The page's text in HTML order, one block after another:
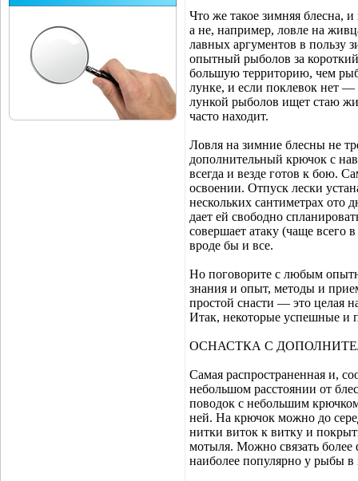
Что же такое зимняя блесна,
а не, например, ловле на
лавных аргументов в пользу
опытный рыболов за
большую территорию, чем
лунке, и если поклевок нет
лункой рыболов ищет стаю
часто находит.
Ловля на зимние блесны не
дополнительный крючок с
всегда и везде готов к бою.
освоении. Отпуск лески
нескольких сантиметрах ото
дает ей свободно
совершает атаку (чаще всего
вроде бы и все.
Но поговорите с любым
знания и опыт, методы и
простой снасти — это целая
Итак, некоторые успешные и
ОСНАСТКА С
Самая распространенная и,
небольшом расстоянии от
поводок с небольшим
ней. На крючок можно до
нитки виток к витку и
мотыля. Можно связать более
наиболее популярно у рыбы в